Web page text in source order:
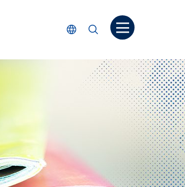
選擇語言
搜尋 打開菜单